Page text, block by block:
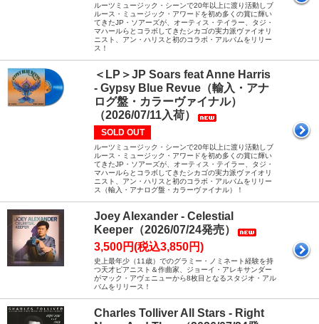
ルーツミュージック・シーンで20年以上に渡り活動しブ
ルース・ミュージック・アワードを初め多くの賞に輝い
てきたJP・ソアーズが、オーティス・テイラー、タジ・
マハールらとコラボしてきたシカゴの実力派ヴァイオリ
ニスト、アン・ハリスと初のコラボ・アルバムをリリー
ス！
＜LP＞JP Soars feat Anne Harris
- Gypsy Blue Revue（輸入・アナ
ログ盤・カラーヴァイナル）
（2026/07/11入荷）
SOLD OUT
ルーツミュージック・シーンで20年以上に渡り活動しブ
ルース・ミュージック・アワードを初め多くの賞に輝い
てきたJP・ソアーズが、オーティス・テイラー、タジ・
マハールらとコラボしてきたシカゴの実力派ヴァイオリ
ニスト、アン・ハリスと初のコラボ・アルバムをリリー
ス（輸入・アナログ盤・カラーヴァイナル）！
Joey Alexander - Celestial
Keeper（2026/07/24発売）
3,500円(税込3,850円)
史上最年少（11歳）でのグラミー・ノミネート経験を持
つ天才ピアニスト＆作曲家、ジョーイ・アレキサンダー
がマック・アヴェニューから8枚目となるスタジオ・アル
バムをリリース！
Charles Tolliver All Stars - Right